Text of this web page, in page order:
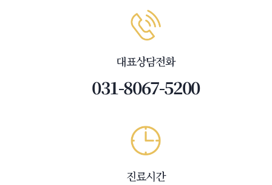
대표상담전화
031-8067-5200
진료시간